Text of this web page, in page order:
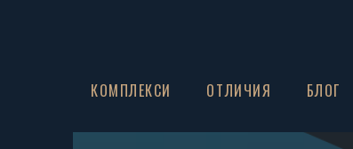
КОМПЛЕКСИ ОТЛИЧИЯ БЛОГ